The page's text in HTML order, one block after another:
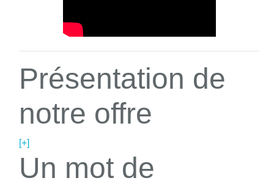
Présentation de
notre offre
[+]
Un mot de